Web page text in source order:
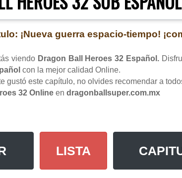
¡Nueva guerra espacio-tiempo!
viendo Dragon Ball Heroes 32 Español.
con la mejor calidad Online.
gustó este capítulo, no olvides recomendar a
32 Online en dragonballsuper.com.mx
LISTA